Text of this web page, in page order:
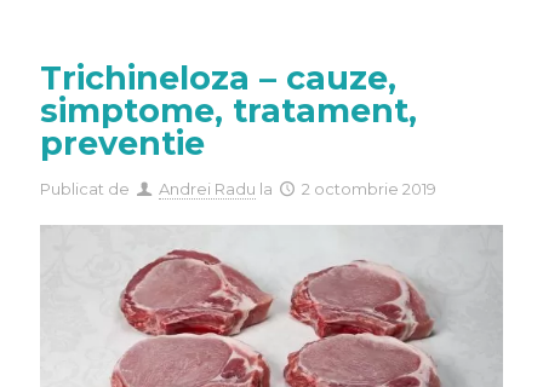
Trichineloza – cauze,
simptome, tratament,
preventie
Publicat de Andrei Radu la 2 octombrie 2019